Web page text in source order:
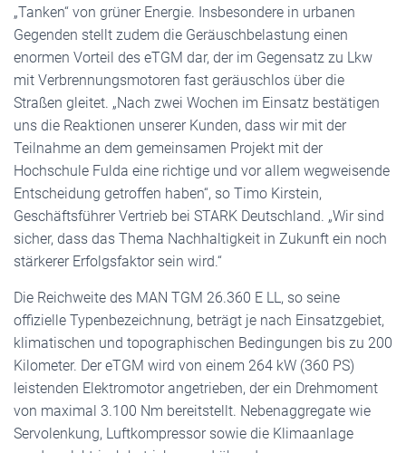
„Tanken“ von grüner Energie. Insbesondere in urbanen
Gegenden stellt zudem die Geräuschbelastung einen
enormen Vorteil des eTGM dar, der im Gegensatz zu Lkw
mit Verbrennungsmotoren fast geräuschlos über die
Straßen gleitet. „Nach zwei Wochen im Einsatz bestätigen
uns die Reaktionen unserer Kunden, dass wir mit der
Teilnahme an dem gemeinsamen Projekt mit der
Hochschule Fulda eine richtige und vor allem wegweisende
Entscheidung getroffen haben“, so Timo Kirstein,
Geschäftsführer Vertrieb bei STARK Deutschland. „Wir sind
sicher, dass das Thema Nachhaltigkeit in Zukunft ein noch
stärkerer Erfolgsfaktor sein wird.“
Die Reichweite des MAN TGM 26.360 E LL, so seine
offizielle Typenbezeichnung, beträgt je nach Einsatzgebiet,
klimatischen und topographischen Bedingungen bis zu 200
Kilometer. Der eTGM wird von einem 264 kW (360 PS)
leistenden Elektromotor angetrieben, der ein Drehmoment
von maximal 3.100 Nm bereitstellt. Nebenaggregate wie
Servolenkung, Luftkompressor sowie die Klimaanlage